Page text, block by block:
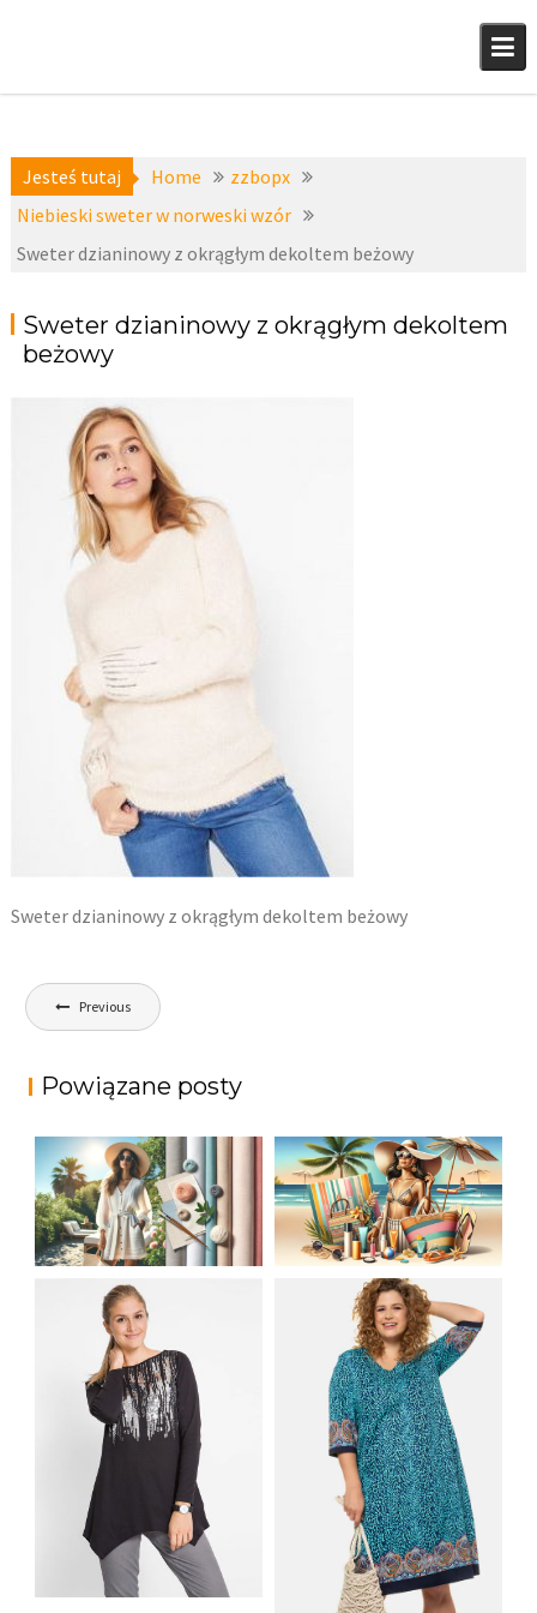
Jesteś tutaj Home
zzbopx
Niebieski sweter w norweski wzór
Sweter dzianinowy z okrągłym dekoltem beżowy
Sweter dzianinowy z okrągłym dekoltem
beżowy
Sweter dzianinowy z okrągłym dekoltem beżowy
Nawigacja
wpisu
Previous
Powiązane posty
LETNIA MODA
PLAŻOWA: STROJE
KĄPIELOWE I
AKCESORIA, KTÓRE
MUSISZ MIEĆ
JAK STYLOWO
PRZETRWAĆ UPALNE
DNI: NAJLEPSZE
MATERIAŁY I KROJE
NA LATO